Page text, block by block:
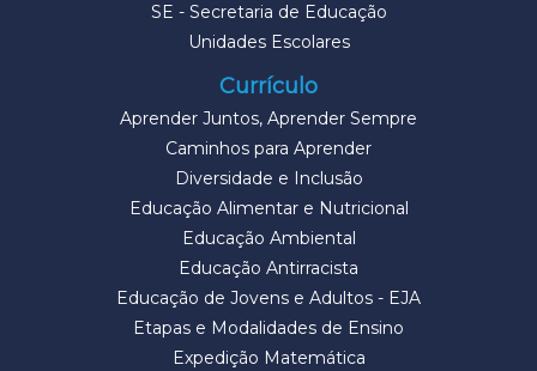
SE - Secretaria de Educação
Unidades Escolares
Currículo
Aprender Juntos, Aprender Sempre
Caminhos para Aprender
Diversidade e Inclusão
Educação Alimentar e Nutricional
Educação Ambiental
Educação Antirracista
Educação de Jovens e Adultos - EJA
Etapas e Modalidades de Ensino
Expedição Matemática